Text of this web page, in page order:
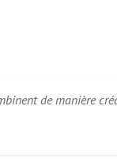
de manière